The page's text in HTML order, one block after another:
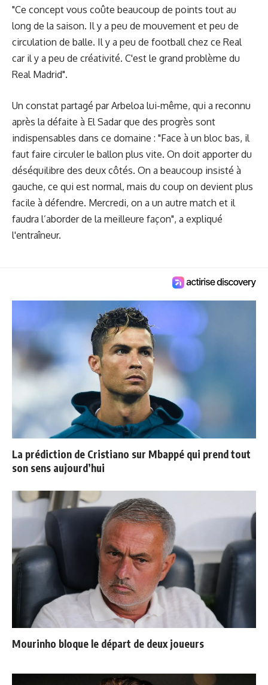
"Ce concept vous coûte beaucoup de points tout au
long de la saison. Il y a peu de mouvement et peu de
circulation de balle. Il y a peu de football chez ce Real
car il y a peu de créativité. C'est le grand problème du
Real Madrid".
Un constat partagé par Arbeloa lui-même, qui a reconnu
après la défaite à El Sadar que des progrès sont
indispensables dans ce domaine : "Face à un bloc bas, il
faut faire circuler le ballon plus vite. On doit apporter du
déséquilibre des deux côtés. On a beaucoup insisté à
gauche, ce qui est normal, mais du coup on devient plus
facile à défendre. Mercredi, on a un autre match et il
faudra l’aborder de la meilleure façon", a expliqué
l'entraîneur.
La prédiction de Cristiano sur Mbappé qui prend tout
son sens aujourd’hui
Mourinho bloque le départ de deux joueurs